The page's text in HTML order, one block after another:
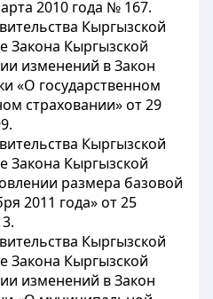
2010 года № 167.
Кыргызской
Закона Кыргызской
изменений в Закон
«О государственном
страховании» от 29
Кыргызской
Закона Кыргызской
размера базовой
2011 года» от 25
Кыргызской
Закона Кыргызской
изменений в Закон